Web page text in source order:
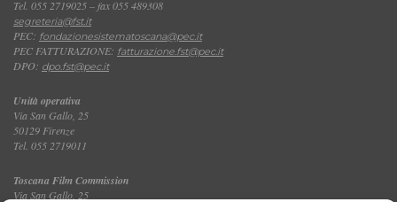
Tel. 055 2719025 – fax 055 489308
segreteria@fst.it
PEC: fondazionesistematoscana@pec.it
PEC FATTURAZIONE: fatturazione.fst@pec.it
DPO: dpo.fst@pec.it
Unità operativa
Via San Gallo, 25
50129 Firenze
Tel. 055 2719011
Toscana Film Commission
Via San Gallo, 25